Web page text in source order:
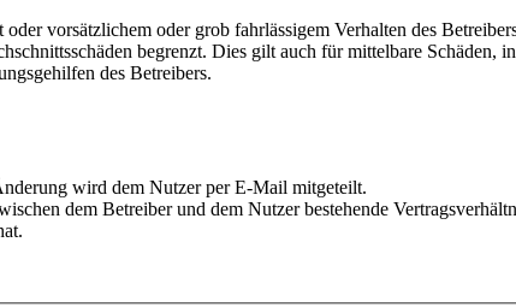
vorsätzlichem oder grob fahrlässigem Verhalten des
begrenzt. Dies gilt auch für mittelbare Schäden,
des Betreibers.
wird dem Nutzer per E-Mail mitgeteilt.
dem Betreiber und dem Nutzer bestehende